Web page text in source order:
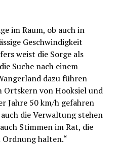
im Raum, ob auch in
Geschwindigkeit
weist die Sorge als
Suche nach einem
dazu führen
Ortskern von Hooksiel und
Jahre 50 km/h gefahren
die Verwaltung stehen
Stimmen im Rat, die
halten.“